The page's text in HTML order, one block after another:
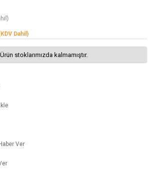
Dahil)
Ürün stoklarımızda kalmamıştır.
Ver